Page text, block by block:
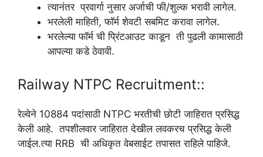
त्यानंतर प्रवार्गा नुसार अर्जाची फी/शुल्क भरावी लागेल.
भरलेली माहिती, फॉर्म शेवटी सबमिट करावा लागेल.
भरलेल्या फॉर्म ची प्रिंटआउट काडून ती पुढली कामासाठी
आपल्या कडे ठेवावी.
Railway NTPC Recruitment::
रेल्वेने 10884 पदांसाठी NTPC भरतीची छोटी जाहिरात प्रसिद्ध
केली आहे. तपशीलवार जाहिरात देखील लवकरच प्रसिद्ध केली
जाईल.त्या RRB ची अधिकृत वेबसाईट तपासत राहिले पाहिजे.